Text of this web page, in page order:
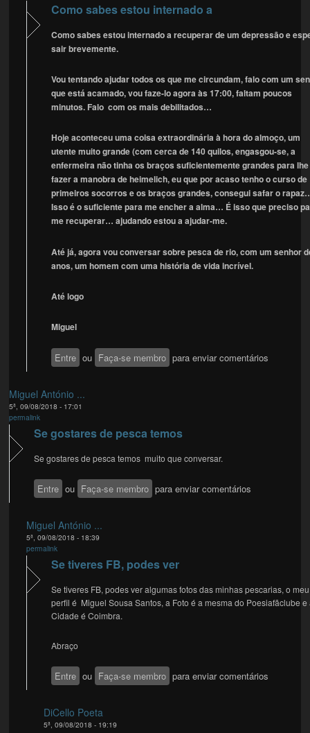
Como sabes estou internado a
Como sabes estou internado a recuperar de um depressão e
sair brevemente.
Vou tentando ajudar todos os que me circundam, falo com um
que está acamado, vou faze-lo agora às 17:00, faltam poucos
minutos. Falo com os mais debilitados…
Hoje aconteceu uma coisa extraordinária à hora do almoço, um
utente muito grande (com cerca de 140 quilos, engasgou-se, a
enfermeira não tinha os braços suficientemente grandes para lhe
fazer a manobra de heimelich, eu que por acaso tenho o curso de
primeiros socorros e os braços grandes, consegui safar o
Isso é o suficiente para me encher a alma… É isso que preciso
me recuperar… ajudando estou a ajudar-me.
Até já, agora vou conversar sobre pesca de rio, com um senhor
anos, um homem com uma história de vida incrível.
Até logo
Miguel
Entre ou Faça-se membro para enviar comentários
Miguel António ...
5ª, 09/08/2018 - 17:01
permalink
Se gostares de pesca temos
Se gostares de pesca temos muito que conversar.
Entre ou Faça-se membro para enviar comentários
Miguel António ...
5ª, 09/08/2018 - 18:39
permalink
Se tiveres FB, podes ver
Se tiveres FB, podes ver algumas fotos das minhas pescarias, o meu
perfil é Miguel Sousa Santos, a Foto é a mesma do Poesiafãclube e
Cidade é Coimbra.
Abraço
Entre ou Faça-se membro para enviar comentários
DiCello Poeta
5ª, 09/08/2018 - 19:19